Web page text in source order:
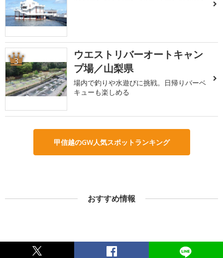
3
ウエストリバーオートキャン
プ場／山梨県
場内で釣りや水遊びに挑戦。日帰りバーベ
キューも楽しめる
甲信越のGW人気スポットランキング
おすすめ情報